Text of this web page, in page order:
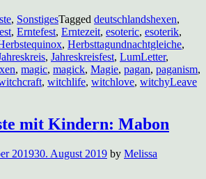
, SonstigesTagged deutschlandshexen,
, Erntefest, Erntezeit, esoteric, esoterik,
, Herbsttagundnachtgleiche,
, Jahreskreisfest, LumLetter,
, magic, magick, Magie, pagan, paganism,
, witchlife, witchlove, witchyLeave
mit Kindern: Mabon
201930. August 2019 by Melissa